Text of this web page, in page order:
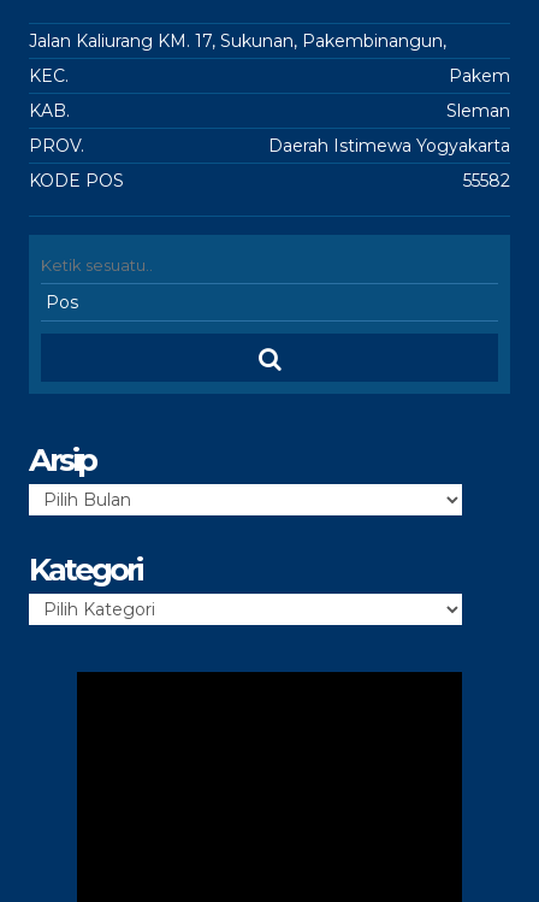
Jalan Kaliurang KM. 17, Sukunan, Pakembinangun,
KEC.
Pakem
KAB.
Sleman
PROV.
Daerah Istimewa Yogyakarta
KODE POS
55582
Arsip
Arsip
Kategori
Kategori